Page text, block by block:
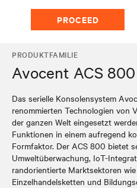
PROCEED
PRODUKTFAMILIE
Avocent ACS
Das serielle Konsolensystem
renommierten Technologien von
der ganzen Welt eingesetzt
Funktionen in einem aufregend
Formfaktor. Der ACS 800 bietet
Umweltüberwachung, IoT-
randorientierte Marktsektoren
Einzelhandelsketten und